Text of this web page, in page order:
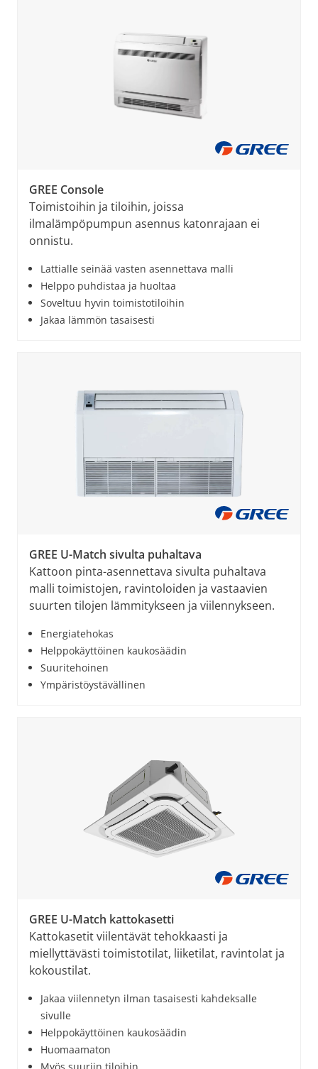
GREE Console
Toimistoihin ja tiloihin, joissa
ilmalämpöpumpun asennus katonrajaan ei
onnistu.
Lattialle seinää vasten asennettava malli
Helppo puhdistaa ja huoltaa
Soveltuu hyvin toimistotiloihin
Jakaa lämmön tasaisesti
GREE U-Match sivulta puhaltava
Kattoon pinta-asennettava sivulta puhaltava
malli toimistojen, ravintoloiden ja vastaavien
suurten tilojen lämmitykseen ja viilennykseen.
Energiatehokas
Helppokäyttöinen kaukosäädin
Suuritehoinen
Ympäristöystävällinen
GREE U-Match kattokasetti
Kattokasetit viilentävät tehokkaasti ja
miellyttävästi toimistotilat, liiketilat, ravintolat ja
kokoustilat.
Jakaa viilennetyn ilman tasaisesti kahdeksalle
sivulle
Helppokäyttöinen kaukosäädin
Huomaamaton